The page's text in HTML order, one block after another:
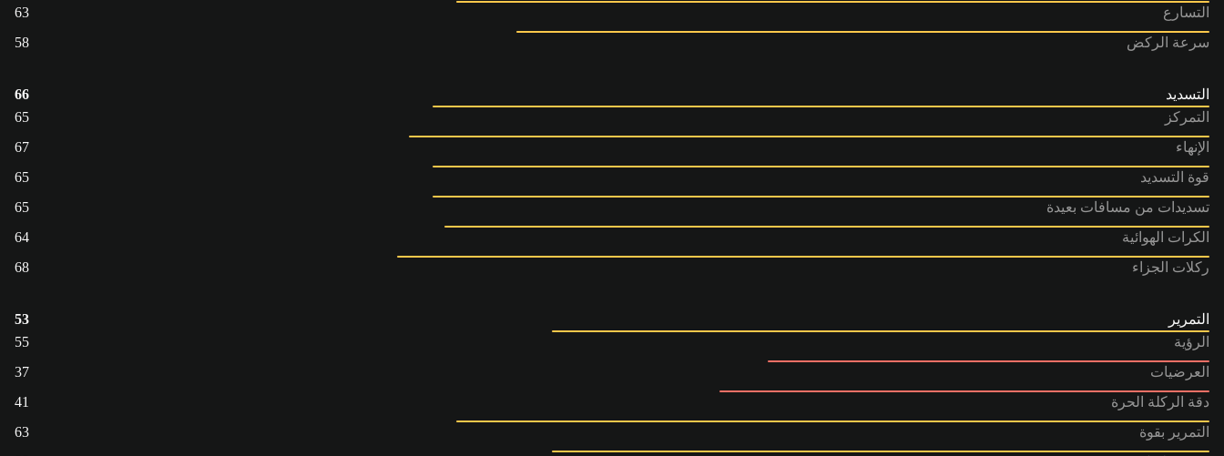
التسارع
63
سرعة الركض
58
التسديد
66
التمركز
65
الإنهاء
67
قوة التسديد
65
تسديدات من مسافات بعيدة
65
الكرات الهوائية
64
ركلات الجزاء
68
التمرير
53
الرؤية
55
العرضيات
37
دقة الركلة الحرة
41
التمرير بقوة
63